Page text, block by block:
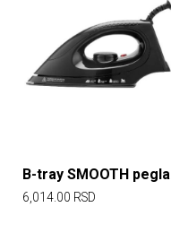
B-tray SMOOTH pegla
6,014.00 RSD